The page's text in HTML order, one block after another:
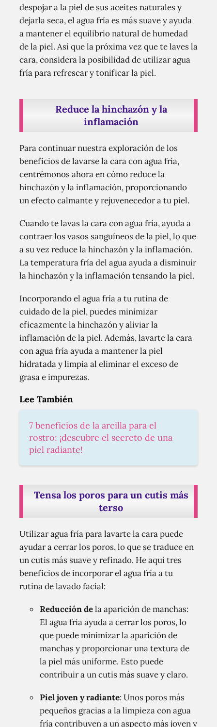
despojar a la piel de sus aceites naturales y
dejarla seca, el agua fría es más suave y ayuda
a mantener el equilibrio natural de humedad
de la piel. Así que la próxima vez que te laves la
cara, considera la posibilidad de utilizar agua
fría para refrescar y tonificar la piel.
Reduce la hinchazón y la
inflamación
Para continuar nuestra exploración de los
beneficios de lavarse la cara con agua fría,
centrémonos ahora en cómo reduce la
hinchazón y la inflamación, proporcionando
un efecto calmante y rejuvenecedor a tu piel.
Cuando te lavas la cara con agua fría, ayuda a
contraer los vasos sanguíneos de la piel, lo que
a su vez reduce la hinchazón y la inflamación.
La temperatura fría del agua ayuda a disminuir
la hinchazón y la inflamación tensando la piel.
Incorporando el agua fría a tu rutina de
cuidado de la piel, puedes minimizar
eficazmente la hinchazón y aliviar la
inflamación de la piel. Además, lavarte la cara
con agua fría ayuda a mantener la piel
hidratada y limpia al eliminar el exceso de
grasa e impurezas.
Lee También
7 beneficios de la arcilla para el
rostro: ¡descubre el secreto de una
piel radiante!
Tensa los poros para un cutis más
terso
Utilizar agua fría para lavarte la cara puede
ayudar a cerrar los poros, lo que se traduce en
un cutis más suave y refinado. He aquí tres
beneficios de incorporar el agua fría a tu
rutina de lavado facial:
Reducción dela aparición de manchas:
El agua fría ayuda a cerrar los poros, lo
que puede minimizar la aparición de
manchas y proporcionar una textura de
la piel más uniforme. Esto puede
contribuir a un cutis más suave y claro.
Piel joven y radiante: Unos poros más
pequeños gracias a la limpieza con agua
fría contribuyen a un aspecto más joven y